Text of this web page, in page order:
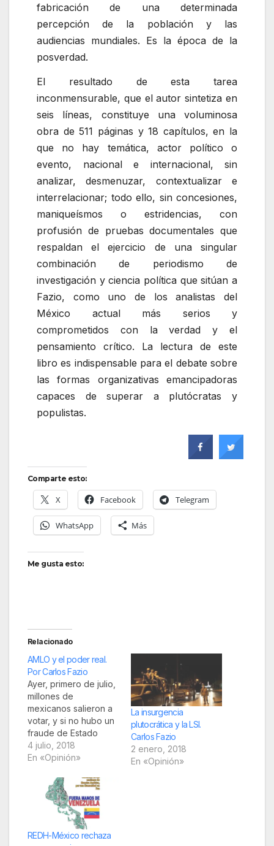
fabricación de una determinada
percepción de la población y las
audiencias mundiales. Es la época de la
posverdad.
El resultado de esta tarea
inconmensurable, que el autor sintetiza en
seis líneas, constituye una voluminosa
obra de 511 páginas y 18 capítulos, en la
que no hay temática, actor político o
evento, nacional e internacional, sin
analizar, desmenuzar, contextualizar e
interrelacionar; todo ello, sin concesiones,
maniqueísmos o estridencias, con
profusión de pruebas documentales que
respaldan el ejercicio de una singular
combinación de periodismo de
investigación y ciencia política que sitúan a
Fazio, como uno de los analistas del
México actual más serios y
comprometidos con la verdad y el
pensamiento crítico. La lectura de este
libro es indispensable para el debate sobre
las formas organizativas emancipadoras
capaces de superar a plutócratas y
populistas.
Comparte esto:
X Facebook Telegram
WhatsApp Más
Me gusta esto:
Relacionado
AMLO y el poder real.
Por Carlos Fazio
Ayer, primero de julio,
millones de
mexicanos salieron a
votar, y si no hubo un
fraude de Estado
monumental, Andrés
Manuel López
el próximo presidente
de la República. De
no ocurrir nada
extraordinario en el
periodo de transición,
el primero de
4 julio, 2018
En «Opinión»
La insurgencia
plutocrática y la LSI.
Carlos Fazio
2 enero, 2018
En «Opinión»
REDH-México rechaza